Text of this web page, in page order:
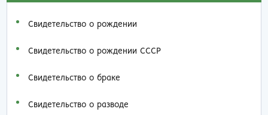
Свидетельство о рождении
Свидетельство о рождении СССР
Свидетельство о браке
Свидетельство о разводе